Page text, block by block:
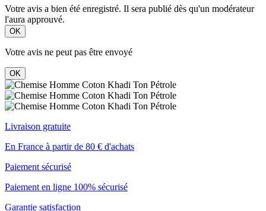
Votre avis a bien été enregistré. Il sera publié dès qu'un modérateur
l'aura approuvé.
OK
Votre avis ne peut pas être envoyé
OK
Livraison gratuite
En France à partir de 80 € d'achats
Paiement sécurisé
Paiement en ligne 100% sécurisé
Garantie satisfaction